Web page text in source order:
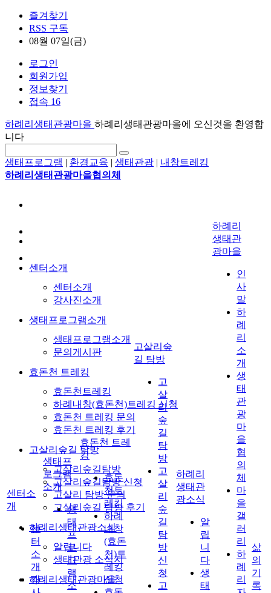
즐겨찾기
RSS 구독
08월 07일(금)
로그인
회원가입
정보찾기
접속 16
하례리생태관광마을 하례리생태관광마을에 오신것을 환영합
니다
생태프로그램 | 환경교육 | 생태관광 | 내창트레킹
하례리생태관광마을협의체
센터소개
센터소개
강사진소개
생태프로그램소개
생태프로그램소개
문의게시판
효돈천 트레킹
효돈천트레킹
하례내창(효돈천)트레킹 신청
효돈천 트레킹 문의
효돈천 트레킹 후기
고살리숲길 탐방
고살리숲길탐방
고살리숲길탐방 신청
고살리 탐방 문의
고살리숲길 탐방 후기
하례리생태관광소식
알립니다
생태관광 소식지
하례리생태관광마을
센터소
개
센
터
소
개
강
생태프
로그램
소개
생
태
프
로
그
램
소
효돈천 트레
킹
효돈
천트
레킹
하례
내창
(효돈
천)트
레킹
신청
고살리숲
길 탐방
고
살
리
숲
길
탐
방
고
살
리
숲
길
탐
방
신
청
고
하례리
생태관
광소식
알
립
니
다
생
태
하례리
생태관
광마을
인
사
말
하
례
리
소
개
생
태
관
광
마
을
협
의
체
마
을
갤
러
리
하
례
리
삶
의
기
록